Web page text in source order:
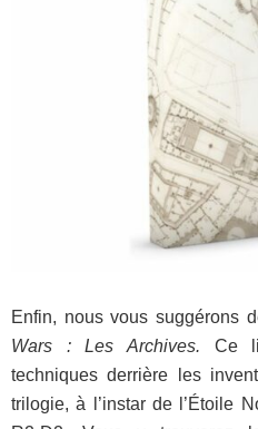
Enfin, nous vous suggérons
Wars : Les Archives. Ce
techniques derrière les
trilogie, à l’instar de l’Étoile